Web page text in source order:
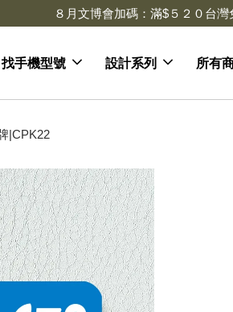
８月文博會加碼：滿$５２０台灣
找手機型號 設計系列 所有
|CPK22